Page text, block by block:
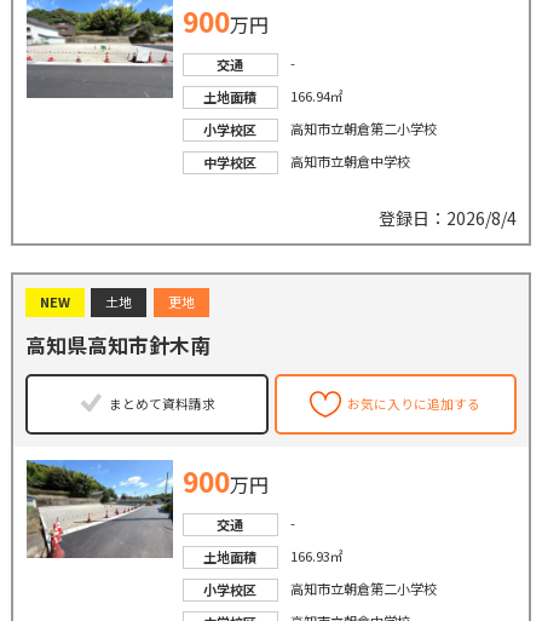
900万円
交通
-
土地面積
166.94㎡
小学校区
高知市立朝倉第二小学校
中学校区
高知市立朝倉中学校
登録日：2026/8/4
NEW 土地 更地
高知県高知市針木南
まとめて資料請求 お気に入りに追加する
900万円
交通
-
土地面積
166.93㎡
小学校区
高知市立朝倉第二小学校